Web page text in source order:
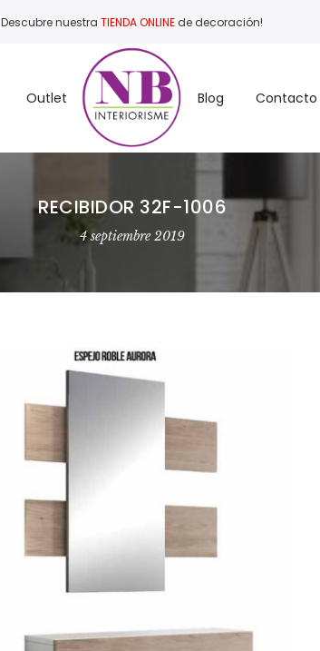
Descubre nuestraTIENDA ONLINE de decoración!
Outlet Blog Contacto
RECIBIDOR 32F-1006
4 septiembre 2019